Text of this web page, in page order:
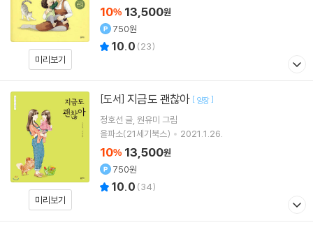
미리보기
10% 13,500원
750원
10.0 (23)
미리보기
[도서] 지금도 괜찮아 [ 양장]
정호선 글 원유미 그림
을파소(21세기북스)
2021.1.26.
10% 13,500원
750원
10.0 (34)